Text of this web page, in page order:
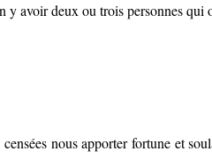
avoir deux ou trois personnes qui
nous apporter fortune et